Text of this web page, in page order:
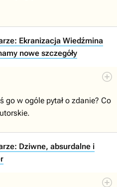
Ekranizacja Wiedźmina
nowe szczegóły
go w ogóle pytał o zdanie? Co
Dziwne, absurdalne i